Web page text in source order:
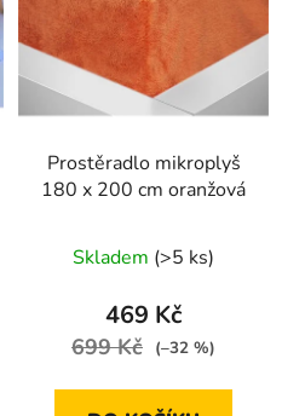
Prostěradlo mikroplyš
180 x 200 cm oranžová
Skladem (>5 ks)
469 Kč
699 Kč (–32 %)